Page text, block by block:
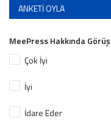
ANKETI OYLA
MeePress Hakkında
Çok İyi
İyi
İdare Eder